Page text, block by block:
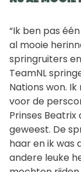
“Ik ben pas
al mooie
springruiters
TeamNL
Nations won.
voor de
Prinses Beatrix
geweest. De
haar en ik was
andere leuke